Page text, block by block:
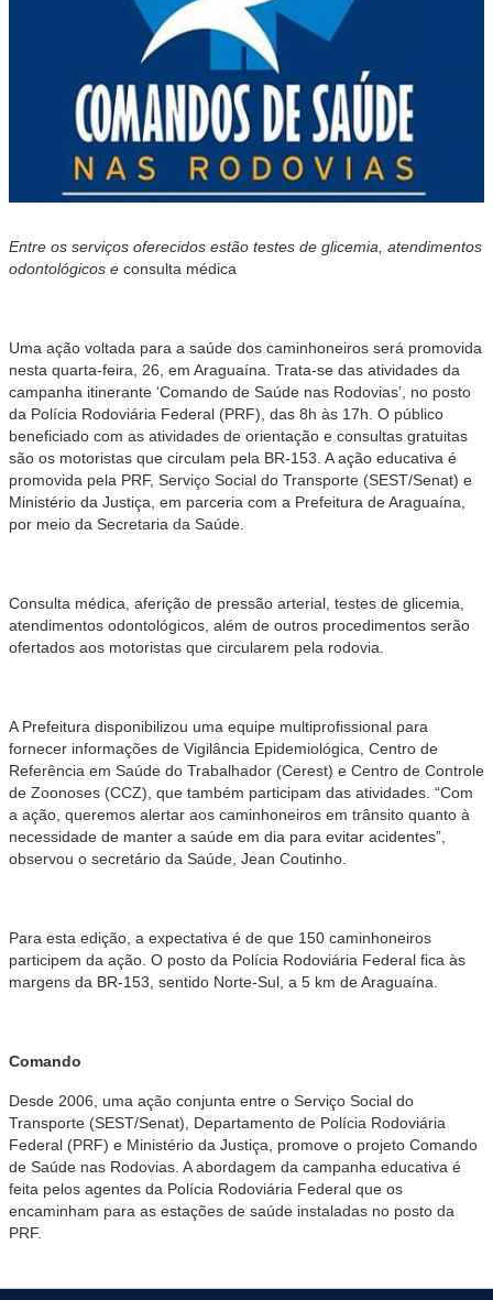
Entre os serviços oferecidos estão testes de glicemia, atendimentos
odontológicos e consulta médica
Uma ação voltada para a saúde dos caminhoneiros será promovida
nesta quarta-feira, 26, em Araguaína. Trata-se das atividades da
campanha itinerante ‘Comando de Saúde nas Rodovias’, no posto
da Polícia Rodoviária Federal (PRF), das 8h às 17h. O público
beneficiado com as atividades de orientação e consultas gratuitas
são os motoristas que circulam pela BR-153. A ação educativa é
promovida pela PRF, Serviço Social do Transporte (SEST/Senat) e
Ministério da Justiça, em parceria com a Prefeitura de Araguaína,
por meio da Secretaria da Saúde.
Consulta médica, aferição de pressão arterial, testes de glicemia,
atendimentos odontológicos, além de outros procedimentos serão
ofertados aos motoristas que circularem pela rodovia.
A Prefeitura disponibilizou uma equipe multiprofissional para
fornecer informações de Vigilância Epidemiológica, Centro de
Referência em Saúde do Trabalhador (Cerest) e Centro de Controle
de Zoonoses (CCZ), que também participam das atividades. “Com
a ação, queremos alertar aos caminhoneiros em trânsito quanto à
necessidade de manter a saúde em dia para evitar acidentes”,
observou o secretário da Saúde, Jean Coutinho.
Para esta edição, a expectativa é de que 150 caminhoneiros
participem da ação. O posto da Polícia Rodoviária Federal fica às
margens da BR-153, sentido Norte-Sul, a 5 km de Araguaína.
Comando
Desde 2006, uma ação conjunta entre o Serviço Social do
Transporte (SEST/Senat), Departamento de Polícia Rodoviária
Federal (PRF) e Ministério da Justiça, promove o projeto Comando
de Saúde nas Rodovias. A abordagem da campanha educativa é
feita pelos agentes da Polícia Rodoviária Federal que os
encaminham para as estações de saúde instaladas no posto da
PRF.